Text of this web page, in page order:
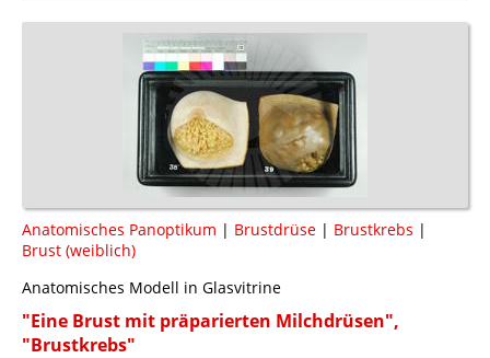
Anatomisches Panoptikum | Brustdrüse | Brustkrebs |
Brust (weiblich)
Anatomisches Modell in Glasvitrine
"Eine Brust mit präparierten Milchdrüsen",
"Brustkrebs"